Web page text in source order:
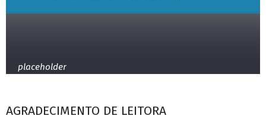
placeholder
AGRADECIMENTO DE LEITORA